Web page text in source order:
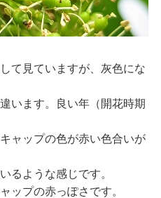
概要
て見ていますが、灰色にな
います。良い年（開花時期
ャップの色が赤い色合いが
るような感じです。
ップの赤っぽさです。